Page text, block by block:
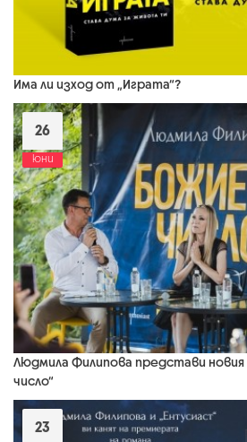
Има ли изход от „Играта“?
26
юни
Людмила Филипова представи
число“
23